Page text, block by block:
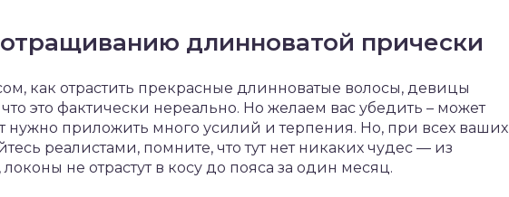
длинноватой прически
как отрастить прекрасные длинноватые волосы, девицы
это фактически нереально. Но желаем вас убедить – может
нужно приложить много усилий и терпения. Но, при всех ваших
реалистами, помните, что тут нет никаких чудес — из
не отрастут в косу до пояса за один месяц.